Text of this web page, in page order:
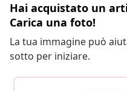
Hai acquistato un
Carica una foto!
La tua immagine può
sotto per iniziare.